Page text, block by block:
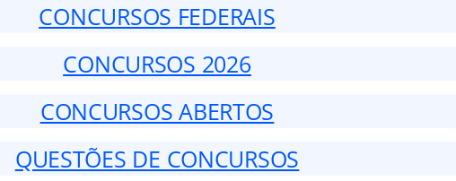
CONCURSOS FEDERAIS
CONCURSOS 2026
CONCURSOS ABERTOS
QUESTÕES DE CONCURSOS